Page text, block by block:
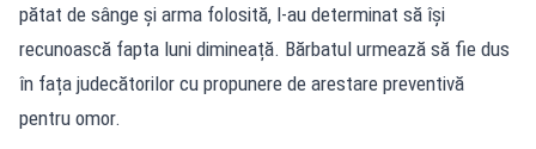
pătat de sânge și arma folosită, l-au determinat să își
recunoască fapta luni dimineață. Bărbatul urmează să fie dus
în fața judecătorilor cu propunere de arestare preventivă
pentru omor.